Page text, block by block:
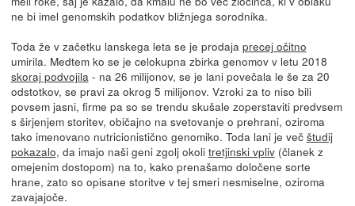
ne bi imel genomskih podatkov bližnjega sorodnika.
Toda že v začetku lanskega leta se je prodaja precej očitno
umirila. Medtem ko se je celokupna zbirka genomov v letu 2018
skoraj podvojila- na 26 milijonov, se je lani povečala le še za 20
odstotkov, se pravi za okrog 5 milijonov. Vzroki za to niso bili
povsem jasni, firme pa so se trendu skušale zoperstaviti predvsem
s širjenjem storitev, običajno na svetovanje o prehrani, oziroma
tako imenovano nutricionistično genomiko. Toda lani je več študij
pokazalo, da imajo naši geni zgolj okoli tretjinski vpliv(članek z
omejenim dostopom) na to, kako prenašamo določene sorte
hrane, zato so opisane storitve v tej smeri nesmiselne, oziroma
zavajajoče.